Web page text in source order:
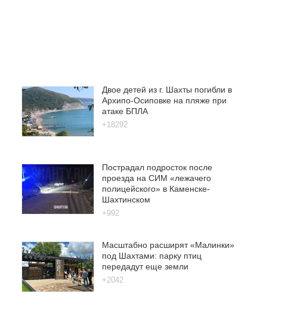
Двое детей из г. Шахты погибли в
Архипо-Осиповке на пляже при
атаке БПЛА
+18292
Пострадал подросток после
проезда на СИМ «лежачего
полицейского» в Каменске-
Шахтинском
+992
Масштабно расширят «Малинки»
под Шахтами: парку птиц
передадут еще земли
+2042